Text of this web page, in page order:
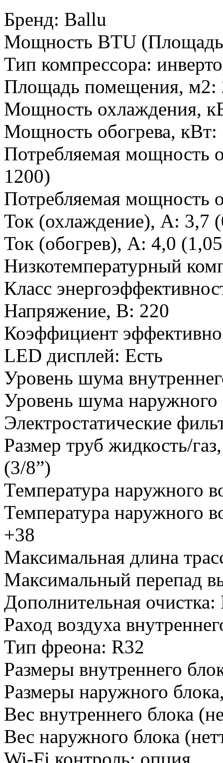
Бренд: Ballu
Мощность BTU
Тип компрессора:
Площадь помещения, м2:
Мощность охлаждения,
Мощность обогрева, кВт:
Потребляемая мощность
1200)
Потребляемая мощность
Ток (охлаждение), А: 3,7
Ток (обогрев), А: 4,0
Низкотемпературный
Класс
Напряжение, В: 220
Коэффициент
LED дисплей: Есть
Уровень шума
Уровень шума наружного
Электростатические
Размер труб жидкость/
(3/8”)
Температура наружного
Температура наружного
+38
Максимальная длина
Максимальный перепад
Дополнительная очистка:
Раход воздуха
Тип фреона: R32
Размеры внутреннего
Размеры наружного
Вес внутреннего блока
Вес наружного блока
Wi-Fi контроль: опция